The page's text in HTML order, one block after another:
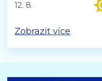
středa
12. 8.
Zobrazit více